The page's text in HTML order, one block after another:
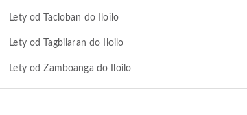
Lety od Tacloban do Iloilo
Lety od Tagbilaran do Iloilo
Lety od Zamboanga do Iloilo